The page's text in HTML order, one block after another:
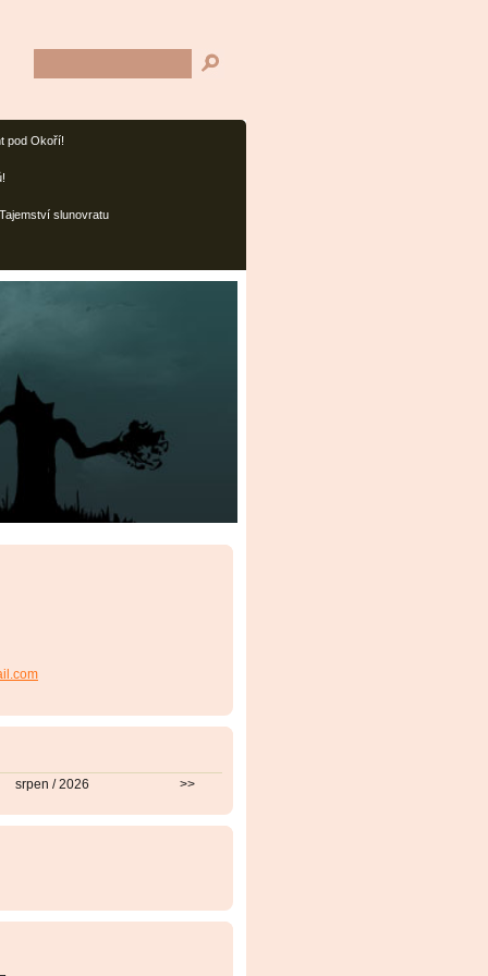
pod Okoří!
Tajemství slunovratu
srpen / 2026 >>